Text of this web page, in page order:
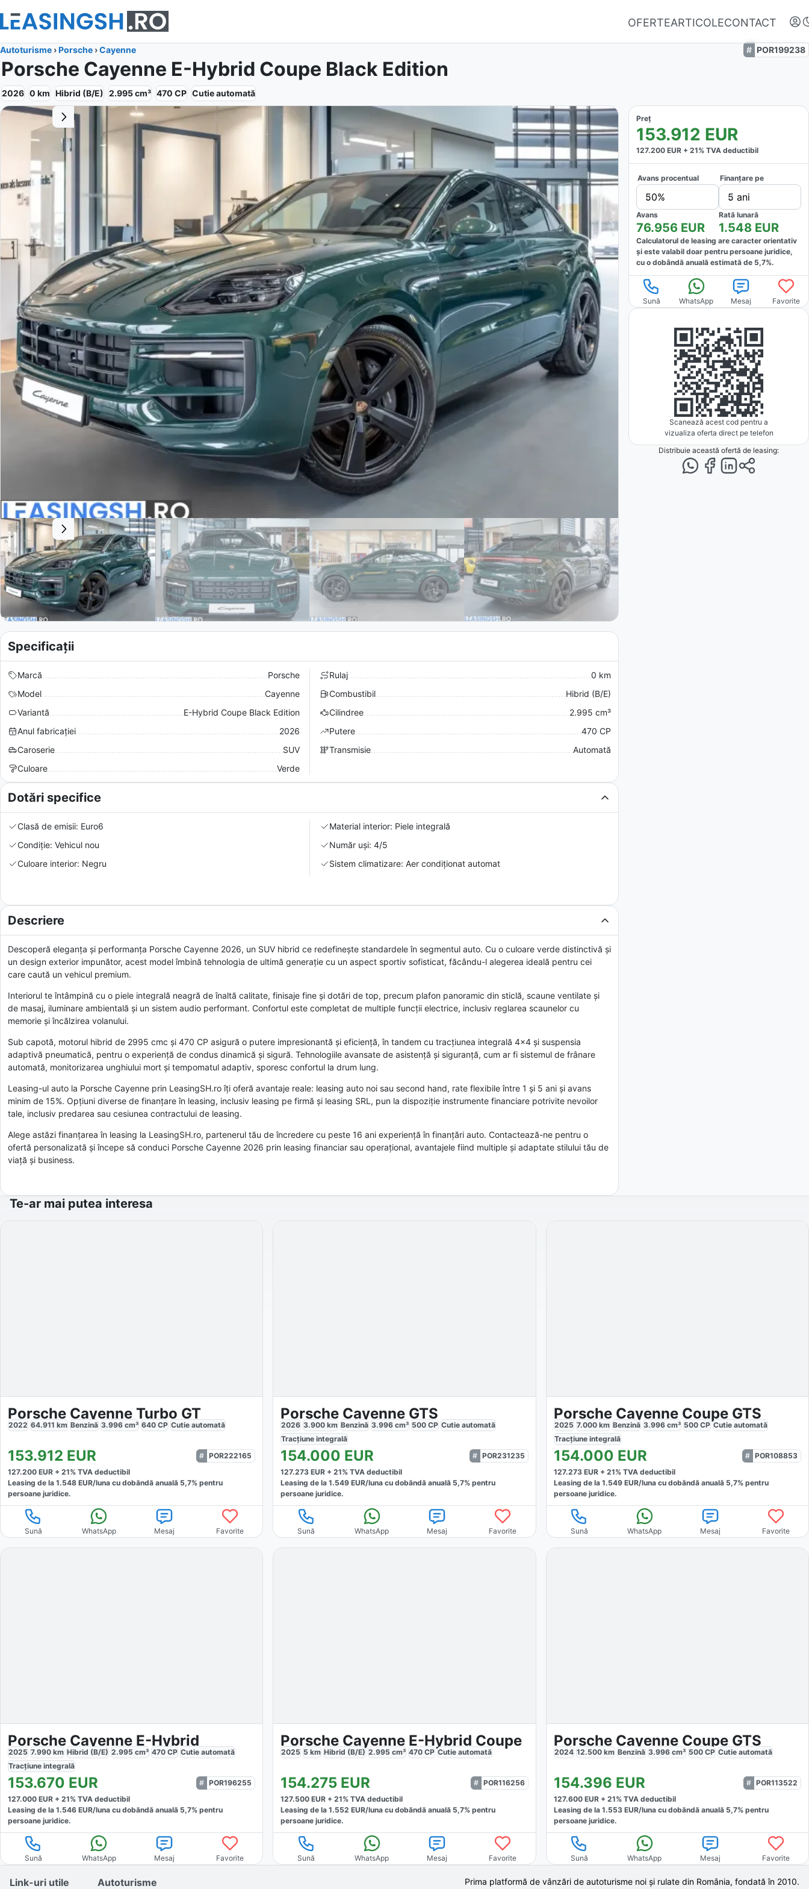
OFERTEARTICOLECONTACT
Autentifică-te
Nu ai oferte favorite
Autoturisme ›Porsche ›Cayenne POR199238
Porsche Cayenne E-Hybrid Coupe Black Edition
2026 0 km Hibrid (B/E) 2.995cm³ 470 CP Cutieautomată
Preț
153.912 EUR
127.200 EUR + 21% TVA deductibil
Avans procentual
50%
Finanțare pe
5 ani
Avans
76.956 EUR
Rată lunară
1.548 EUR
Calculatorul de leasing are caracter orientativ
și este valabil doar pentru persoane juridice,
cu o dobândă anuală estimată de 5,7%.
Sună WhatsApp Mesaj Favorite
Scanează acest cod pentru a
vizualiza oferta direct pe telefon
Distribuie această ofertă de leasing:
Specificații
Marcă
Porsche
Model
Cayenne
Variantă
E-Hybrid Coupe Black Edition
Anul fabricației
2026
Caroserie
SUV
Culoare
Verde
Rulaj
0 km
Combustibil
Hibrid (B/E)
Cilindree
2.995 cm³
Putere
470 CP
Transmisie
Automată
Dotări specifice
Clasă de emisii: Euro6
Condiție: Vehicul nou
Culoare interior: Negru
Material interior: Piele integrală
Număr uși: 4/5
Sistem climatizare: Aer condiționat automat
Descriere
Descoperă eleganța și performanța Porsche Cayenne 2026, un SUV hibrid ce redefinește standardele în segmentul auto. Cu o culoare verde distinctivă și
un design exterior impunător, acest model îmbină tehnologia de ultimă generație cu un aspect sportiv sofisticat, făcându-l alegerea ideală pentru cei
care caută un vehicul premium.
Interiorul te întâmpină cu o piele integrală neagră de înaltă calitate, finisaje fine și dotări de top, precum plafon panoramic din sticlă, scaune ventilate și
de masaj, iluminare ambientală și un sistem audio performant. Confortul este completat de multiple funcții electrice, inclusiv reglarea scaunelor cu
memorie și încălzirea volanului.
Sub capotă, motorul hibrid de 2995 cmc și 470 CP asigură o putere impresionantă și eficiență, în tandem cu tracțiunea integrală 4x4 și suspensia
adaptivă pneumatică, pentru o experiență de condus dinamică și sigură. Tehnologiile avansate de asistență și siguranță, cum ar fi sistemul de frânare
automată, monitorizarea unghiului mort și tempomatul adaptiv, sporesc confortul la drum lung.
Leasing-ul auto la Porsche Cayenne prin LeasingSH.ro îți oferă avantaje reale: leasing auto noi sau second hand, rate flexibile între 1 și 5 ani și avans
minim de 15%. Opțiuni diverse de finanțare în leasing, inclusiv leasing pe firmă și leasing SRL, pun la dispoziție instrumente financiare potrivite nevoilor
tale, inclusiv predarea sau cesiunea contractului de leasing.
Alege astăzi finanțarea în leasing la LeasingSH.ro, partenerul tău de încredere cu peste 16 ani experiență în finanțări auto. Contactează-ne pentru o
ofertă personalizată și începe să conduci Porsche Cayenne 2026 prin leasing financiar sau operațional, avantajele fiind multiple și adaptate stilului tău de
viață și business.
Te-ar mai putea interesa
Porsche Cayenne Turbo GT
2022 64.911 km Benzină 3.996 cm³ 640 CP Cutie automată
153.912 EUR
POR222165
127.200 EUR + 21% TVA deductibil
Leasing de la 1.548 EUR/luna cu dobăndă anuală 5,7% pentru
persoane juridice.
Sună WhatsApp Mesaj Favorite
Porsche Cayenne GTS
2026 3.900 km Benzină 3.996 cm³ 500 CP Cutieautomată
Tracțiuneintegrală
154.000 EUR
POR231235
127.273 EUR +21% TVA deductibil
Leasing de la1.549 EUR/luna cu dobăndă anuală 5,7% pentru
persoane juridice.
Sună WhatsApp Mesaj Favorite
Porsche Cayenne Coupe GTS
2025 7.000km Benzină 3.996cm³ 500CP Cutie automată
Tracțiune integrală
154.000 EUR
POR108853
127.273EUR + 21% TVA deductibil
Leasing de la 1.549EUR/lunacu dobăndă anuală 5,7% pentru
persoane juridice.
Sună WhatsApp Mesaj Favorite
Porsche Cayenne E-Hybrid
2025 7.990 km Hibrid (B/E) 2.995 cm³ 470 CP Cutie automată
Tracțiune integrală
153.670 EUR
POR196255
127.000 EUR + 21% TVA deductibil
Leasing de la 1.546 EUR/luna cu dobăndă anuală 5,7% pentru
persoane juridice.
Sună WhatsApp Mesaj Favorite
Porsche Cayenne E-Hybrid Coupe
2025 5 km Hibrid (B/E) 2.995 cm³ 470 CP Cutieautomată
154.275 EUR
POR116256
127.500 EUR +21% TVA deductibil
Leasing de la1.552 EUR/luna cu dobăndă anuală 5,7% pentru
persoane juridice.
Sună WhatsApp Mesaj Favorite
Porsche Cayenne Coupe GTS
2024 12.500km Benzină 3.996cm³ 500CP Cutie automată
154.396 EUR
POR113522
127.600EUR + 21% TVA deductibil
Leasing de la 1.553EUR/lunacu dobăndă anuală 5,7% pentru
persoane juridice.
Sună WhatsApp Mesaj Favorite
Prima platformă de vânzări de autoturisme noi și rulate din România, fondată în 2010.
Link-uri utile Autoturisme